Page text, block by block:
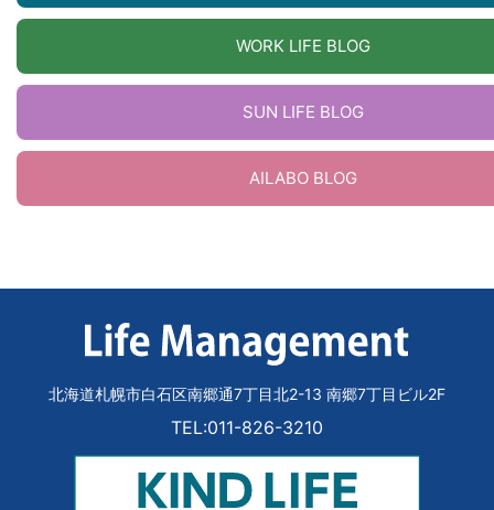
WORK LIFE BLOG
SUN LIFE BLOG
AILABO BLOG
北海道札幌市白石区南郷通7丁目北2-13 南郷7丁目ビル2F
TEL:011-826-3210